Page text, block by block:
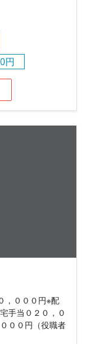
円
，０００円※配
手当０２０，０
００円（役職者